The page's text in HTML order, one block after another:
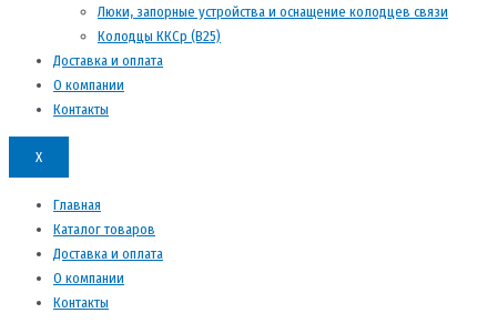
Люки, запорные устройства и оснащение колодцев связи
Колодцы ККСр (В25)
Доставка и оплата
О компании
Контакты
X
Главная
Каталог товаров
Доставка и оплата
О компании
Контакты